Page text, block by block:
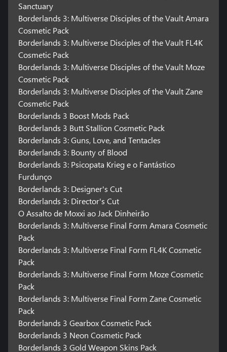
Sanctuary
Borderlands 3: Multiverse Disciples of the Vault Amara
Cosmetic Pack
Borderlands 3: Multiverse Disciples of the Vault FL4K
Cosmetic Pack
Borderlands 3: Multiverse Disciples of the Vault Moze
Cosmetic Pack
Borderlands 3: Multiverse Disciples of the Vault Zane
Cosmetic Pack
Borderlands 3 Boost Mods Pack
Borderlands 3 Butt Stallion Cosmetic Pack
Borderlands 3: Guns, Love, and Tentacles
Borderlands 3: Bounty of Blood
Borderlands 3: Psicopata Krieg e o Fantástico
Furdunço
Borderlands 3: Designer's Cut
Borderlands 3: Director's Cut
O Assalto de Moxxi ao Jack Dinheirão
Borderlands 3: Multiverse Final Form Amara Cosmetic
Pack
Borderlands 3: Multiverse Final Form FL4K Cosmetic
Pack
Borderlands 3: Multiverse Final Form Moze Cosmetic
Pack
Borderlands 3: Multiverse Final Form Zane Cosmetic
Pack
Borderlands 3 Gearbox Cosmetic Pack
Borderlands 3 Neon Cosmetic Pack
Borderlands 3 Gold Weapon Skins Pack